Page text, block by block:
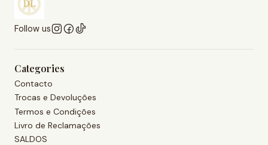
Follow us
Categories
Contacto
Trocas e Devoluções
Termos e Condições
Livro de Reclamações
SALDOS